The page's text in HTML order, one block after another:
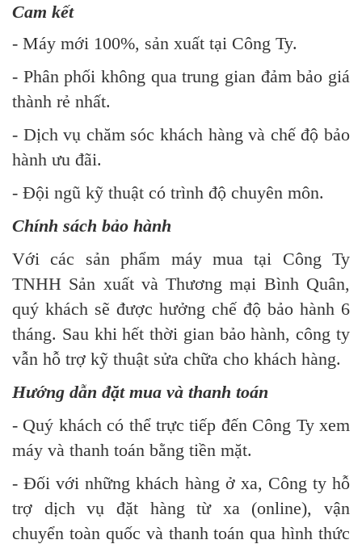
Cam kết
- Máy mới 100%, sản xuất tại Công Ty.
- Phân phối không qua trung gian đảm bảo giá
thành rẻ nhất.
- Dịch vụ chăm sóc khách hàng và chế độ bảo
hành ưu đãi.
- Đội ngũ kỹ thuật có trình độ chuyên môn.
Chính sách bảo hành
Với các sản phẩm máy mua tại Công Ty
TNHH Sản xuất và Thương mại Bình Quân,
quý khách sẽ được hưởng chế độ bảo hành 6
tháng. Sau khi hết thời gian bảo hành, công ty
vẫn hỗ trợ kỹ thuật sửa chữa cho khách hàng.
Hướng dẫn đặt mua và thanh toán
- Quý khách có thể trực tiếp đến Công Ty xem
máy và thanh toán bằng tiền mặt.
- Đối với những khách hàng ở xa, Công ty hỗ
trợ dịch vụ đặt hàng từ xa (online), vận
chuyển toàn quốc và thanh toán qua hình thức